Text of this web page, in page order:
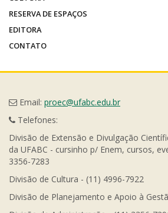
RESERVA DE ESPAÇOS
EDITORA
CONTATO
Email: proec@ufabc.edu.br
Telefones:
Divisão de Extensão e Divulgação
da UFABC - cursinho p/ Enem, cursos,
3356-7283
Divisão de Cultura - (11) 4996-7922
Divisão de Planejamento e Apoio à